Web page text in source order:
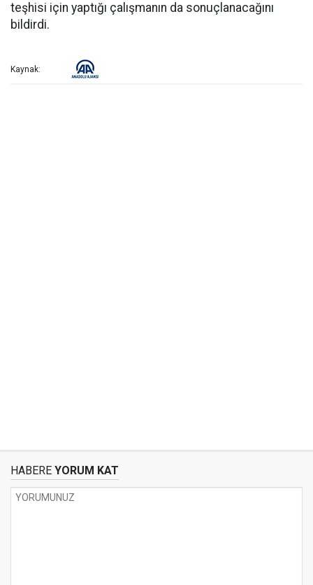
teşhisi için yaptığı çalışmanın da sonuçlanacağını
bildirdi.
Kaynak:
HABERE YORUM KAT